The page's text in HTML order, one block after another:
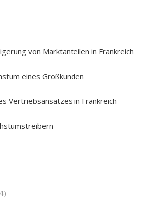
von Marktanteilen in Frankreich
eines Großkunden
Vertriebsansatzes in Frankreich